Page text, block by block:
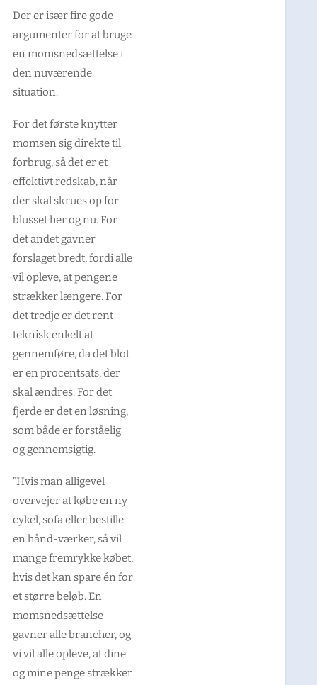
Der er især fire gode
argumenter for at bruge
en momsnedsættelse i
den nuværende
situation.
For det første knytter
momsen sig direkte til
forbrug, så det er et
effektivt redskab, når
der skal skrues op for
blusset her og nu. For
det andet gavner
forslaget bredt, fordi alle
vil opleve, at pengene
strækker længere. For
det tredje er det rent
teknisk enkelt at
gennemføre, da det blot
er en procentsats, der
skal ændres. For det
fjerde er det en løsning,
som både er forståelig
og gennemsigtig.
”Hvis man alligevel
overvejer at købe en ny
cykel, sofa eller bestille
en hånd-værker, så vil
mange fremrykke købet,
hvis det kan spare én for
et større beløb. En
momsnedsættelse
gavner alle brancher, og
vi vil alle opleve, at dine
og mine penge strækker